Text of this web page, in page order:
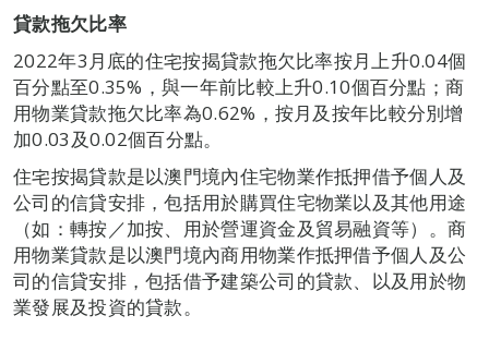
貸款拖欠比率
2022年3月底的住宅按揭貸款拖欠比率按月上升0.04個
百分點至0.35%，與一年前比較上升0.10個百分點；商
用物業貸款拖欠比率為0.62%，按月及按年比較分別增
加0.03及0.02個百分點。
住宅按揭貸款是以澳門境內住宅物業作抵押借予個人及
公司的信貸安排，包括用於購買住宅物業以及其他用途
（如：轉按／加按、用於營運資金及貿易融資等）。商
用物業貸款是以澳門境內商用物業作抵押借予個人及公
司的信貸安排，包括借予建築公司的貸款、以及用於物
業發展及投資的貸款。